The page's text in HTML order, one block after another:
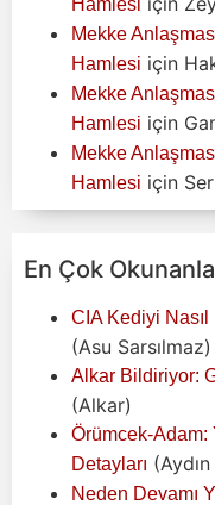
Mekke
Hamlesi için
Mekke
Hamlesi için
Mekke
Hamlesi için
En Çok
CIA Kediyi
(Asu Sarsılmaz)
Alkar Bildiriyor:
(Alkar)
Örümcek-Adam:
Detayları
Neden Devamı